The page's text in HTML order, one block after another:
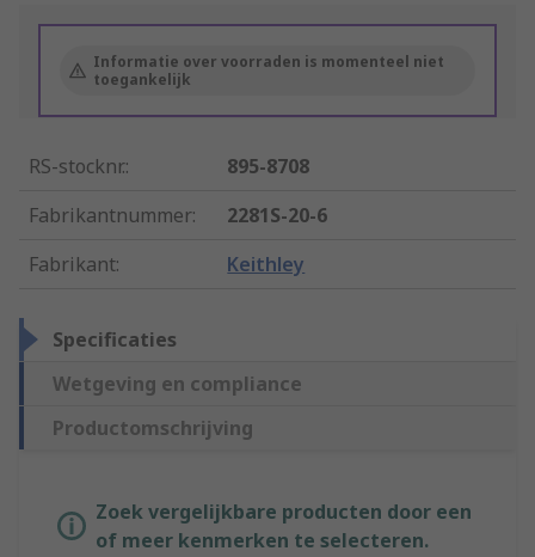
Informatie over voorraden is momenteel niet
toegankelijk
RS-stocknr.:
895-8708
Fabrikantnummer:
2281S-20-6
Fabrikant: Keithley
Specificaties
Wetgeving en compliance
Productomschrijving
Zoek vergelijkbare producten door een
of meer kenmerken te selecteren.